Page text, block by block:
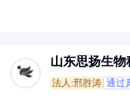
山东思扬生物
法人:邢胜涛 通过